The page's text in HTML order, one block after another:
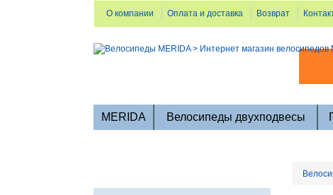
О компании Оплата и доставка Возврат
MERIDA Велосипеды двухподвесы